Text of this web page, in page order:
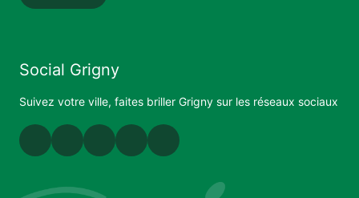
Social Grigny
Suivez votre ville, faites briller Grigny sur les réseaux sociaux